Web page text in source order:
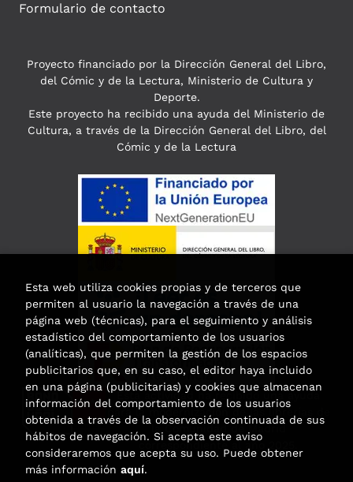
Formulario de contacto
Proyecto financiado por la Dirección General del Libro,
del Cómic y de la Lectura, Ministerio de Cultura y
Deporte.
Este proyecto ha recibido una ayuda del Ministerio de
Cultura, a través de la Dirección General del Libro, del
Cómic y de la Lectura
Esta actividad ha recibido una ayuda
para la modernización de las librerías de
la Comunidad de Madrid
correspondiente al año 2025.
Esta web utiliza cookies propias y de terceros que
permiten al usuario la navegación a través de una
página web (técnicas), para el seguimiento y análisis
estadístico del comportamiento de los usuarios
(analíticas), que permiten la gestión de los espacios
publicitarios que, en su caso, el editor haya incluido
en una página (publicitarias) y cookies que almacenan
información del comportamiento de los usuarios
obtenida a través de la observación continuada de sus
hábitos de navegación. Si acepta este aviso
consideraremos que acepta su uso. Puede obtener
más información aquí.